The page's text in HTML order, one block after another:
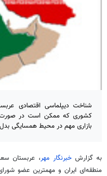
شناخت دیپلماسی اقتصادی
کشوری که ممکن است در صورت
بازاری مهم در محیط همسایگی
به گزارش خبرنگار مهر، عربستان
منطقه‌ای ایران و مهمترین عضو